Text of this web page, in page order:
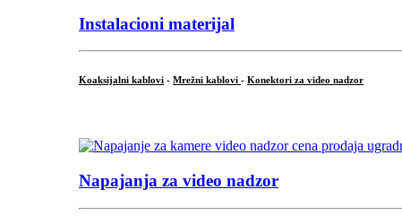
Instalacioni materijal
Koaksijalni kablovi - Mrežni kablovi - Konektori za video nadzor
Napajanja za video nadzor